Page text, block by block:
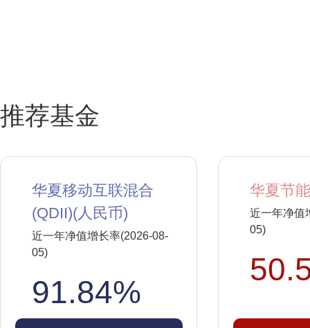
推荐基金
华夏移动互联混合
(QDII)(人民币)
近一年净值增长率(2026-08-
05)
91.84%
华夏节
近一年净值
05)